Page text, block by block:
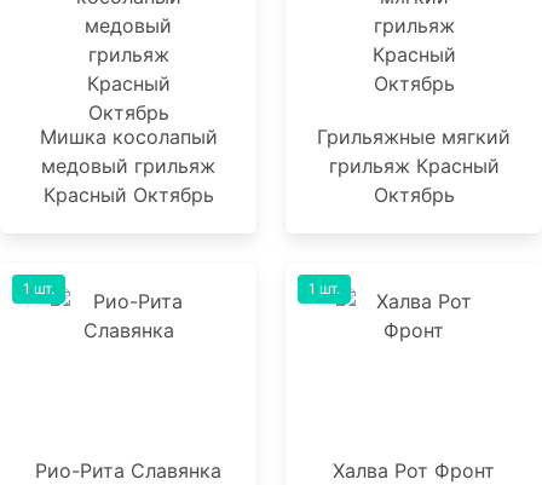
Мишка косолапый
медовый грильяж
Красный Октябрь
Грильяжные мягкий
грильяж Красный
Октябрь
Рио-Рита Славянка
1 шт.
Халва Рот Фронт
1 шт.